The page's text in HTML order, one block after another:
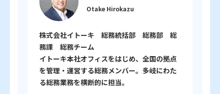
Otake Hirokazu
株式会社イトーキ 総務統括部 総務部 総
務課 総務チーム
イトーキ本社オフィスをはじめ、全国の拠点
を管理・運営する総務メンバー。多岐にわた
る総務業務を横断的に担当。